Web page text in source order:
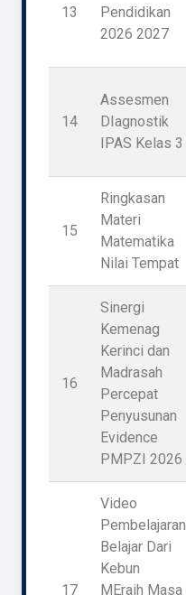
13
Pendidikan
2026 2027
14
Assesmen
DIagnostik
IPAS Kelas 3
15
Ringkasan
Materi
Matematika
Nilai Tempat
16
Sinergi
Kemenag
Kerinci dan
Madrasah
Percepat
Penyusunan
Evidence
PMPZI 2026
17
Video
Pembelajaran
Belajar Dari
Kebun
MEraih Masa